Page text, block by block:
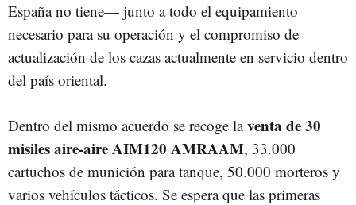
España no tiene— junto a todo el equipamiento
necesario para su operación y el compromiso de
actualización de los cazas actualmente en servicio dentro
del país oriental.
Dentro del mismo acuerdo se recoge laventa de 30
misiles aire-aire AIM120 AMRAAM, 33.000
cartuchos de munición para tanque, 50.000 morteros y
varios vehículos tácticos. Se espera que las primeras